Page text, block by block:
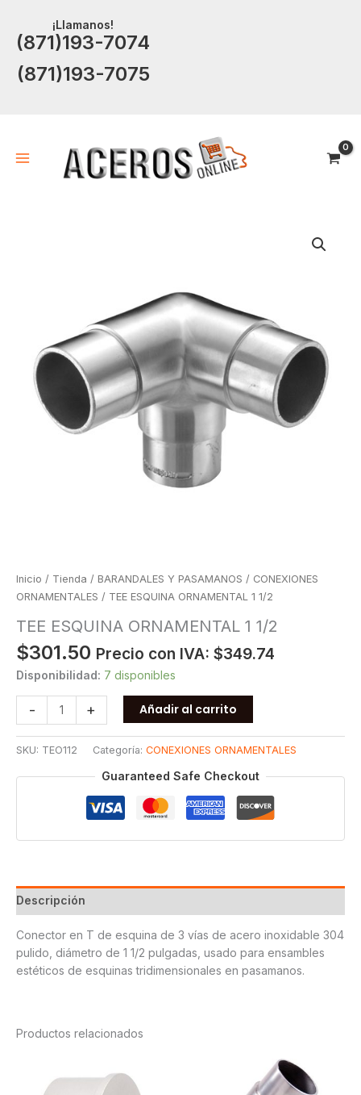
contenido
¡Llamanos!
(871)193-7074
(871)193-7075
Inicio / Tienda / BARANDALES Y PASAMANOS / CONEXIONES
ORNAMENTALES / TEE ESQUINA ORNAMENTAL 1 1/2
TEE ESQUINA ORNAMENTAL 1 1/2
$301.50 Precio con IVA: $349.74
Disponibilidad: 7 disponibles
-
ESQUINA
ORNAMENTAL
1
1/2
+ Añadir al carrito
SKU: TEO112 Categoría: CONEXIONES ORNAMENTALES
Guaranteed Safe Checkout
Descripción
Conector en T de esquina de 3 vías de acero inoxidable 304
pulido, diámetro de 1 1/2 pulgadas, usado para ensambles
estéticos de esquinas tridimensionales en pasamanos.
Productos relacionados